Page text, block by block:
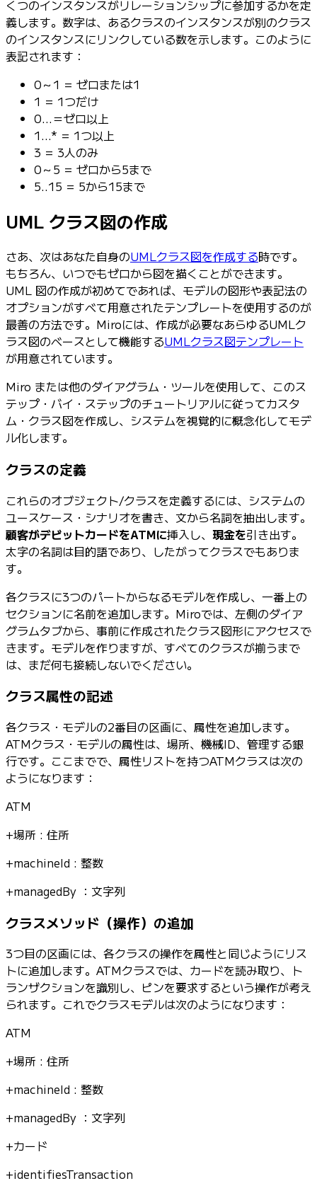
くつのインスタンスがリレーションシップに参加するかを定
義します。数字は、あるクラスのインスタンスが別のクラス
のインスタンスにリンクしている数を示します。このように
表記されます：
0～1 = ゼロまたは1
1 = 1つだけ
0...＝ゼロ以上
1...* = 1つ以上
3 = 3人のみ
0～5 = ゼロから5まで
5..15 = 5から15まで
UML クラス図の作成
さあ、次はあなた自身のUMLクラス図を作成する時です。
もちろん、いつでもゼロから図を描くことができます。
UML 図の作成が初めてであれば、モデルの図形や表記法の
オプションがすべて用意されたテンプレートを使用するのが
最善の方法です。Miroには、作成が必要なあらゆるUMLク
ラス図のベースとして機能するUMLクラス図テンプレート
が用意されています。
Miro または他のダイアグラム・ツールを使用して、このス
テップ・バイ・ステップのチュートリアルに従ってカスタ
ム・クラス図を作成し、システムを視覚的に概念化してモデ
ル化します。
クラスの定義
これらのオブジェクト/クラスを定義するには、システムの
ユースケース・シナリオを書き、文から名詞を抽出します。
顧客がデビットカードをATMに挿入し、 現金を引き出す。
太字の名詞は目的語であり、したがってクラスでもありま
す。
各クラスに3つのパートからなるモデルを作成し、一番上の
セクションに名前を追加します。Miroでは、左側のダイア
グラムタブから、事前に作成されたクラス図形にアクセスで
きます。モデルを作りますが、すべてのクラスが揃うまで
は、まだ何も接続しないでください。
クラス属性の記述
各クラス・モデルの2番目の区画に、属性を追加します。
ATMクラス・モデルの属性は、場所、機械ID、管理する銀
行です。ここまでで、属性リストを持つATMクラスは次の
ようになります：
ATM
+場所 : 住所
+machineId : 整数
+managedBy ：文字列
クラスメソッド（操作）の追加
3つ目の区画には、各クラスの操作を属性と同じようにリス
トに追加します。ATMクラスでは、カードを読み取り、ト
ランザクションを識別し、ピンを要求するという操作が考え
られます。これでクラスモデルは次のようになります：
ATM
+場所 : 住所
+machineId : 整数
+managedBy ：文字列
+カード
+identifiesTransaction